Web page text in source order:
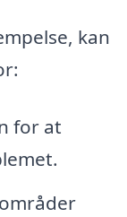
kan
for at